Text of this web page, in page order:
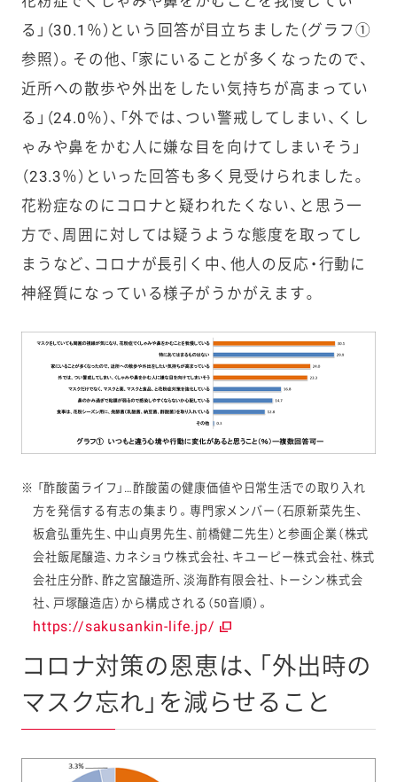
る」（30.1％）という回答が目立ちました（グラフ①
参照）。その他、「家にいることが多くなったので、
近所への散歩や外出をしたい気持ちが高まってい
る」（24.0％）、「外では、つい警戒してしまい、くし
ゃみや鼻をかむ人に嫌な目を向けてしまいそう」
（23.3％）といった回答も多く見受けられました。
花粉症なのにコロナと疑われたくない、と思う一
方で、周囲に対しては疑うような態度を取ってし
まうなど、コロナが長引く中、他人の反応・行動に
神経質になっている様子がうかがえます。
※ 「酢酸菌ライフ」…酢酸菌の健康価値や日常生活での取り入れ
方を発信する有志の集まり。専門家メンバー（石原新菜先生、
板倉弘重先生、中山貞男先生、前橋健二先生）と参画企業（株式
会社飯尾醸造、カネショウ株式会社、キユーピー株式会社、株式
会社庄分酢、酢之宮醸造所、淡海酢有限会社、トーシン株式会
社、戸塚醸造店）から構成される（50音順）。
https://sakusankin-life.jp/
コロナ対策の恩恵は、「外出時の
マスク忘れ」を減らせること